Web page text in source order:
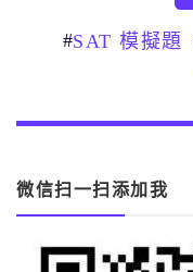
#SAT 模擬題
微信扫一扫添加我